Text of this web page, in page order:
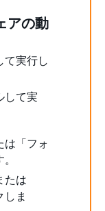
アの動
て実行し
は「フォ